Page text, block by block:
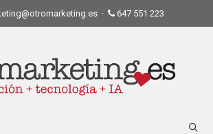
· 647 551 223